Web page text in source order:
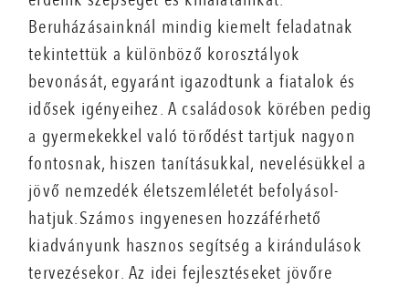
Beruházásainknál mindig kiemelt feladatnak
tekintettük a különböző korosztályok
bevonását, egyaránt igazodtunk a fiatalok és
idősek igényeihez. A családosok körében pedig
a gyermekekkel való törődést tartjuk nagyon
fontosnak, hiszen tanításukkal, nevelésükkel a
jövő nemzedék életszemléletét befolyásol-
hatjuk.Számos ingyenesen hozzáférhető
kiadványunk hasznos segítség a kirándulások
tervezésekor. Az idei fejlesztéseket jövőre